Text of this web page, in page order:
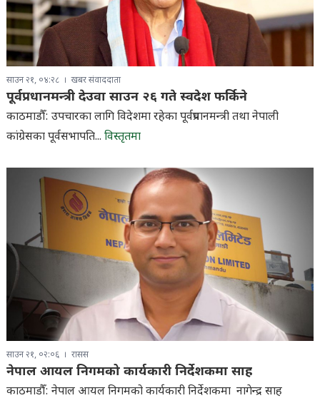
साउन २१, ०४:२८ खबर संवाददाता
पूर्वप्रधानमन्त्री देउवा साउन २६ गते स्वदेश फर्किने
काठमाडौँ: उपचारका लागि विदेशमा रहेका पूर्वप्रधानमन्त्री तथा नेपाली
कांग्रेसका पूर्वसभापति... विस्तृतमा
साउन २१, ०२:०६ रासस
नेपाल आयल निगमको कार्यकारी निर्देशकमा साह
काठमाडौँ: नेपाल आयल निगमको कार्यकारी निर्देशकमा नागेन्द्र साह